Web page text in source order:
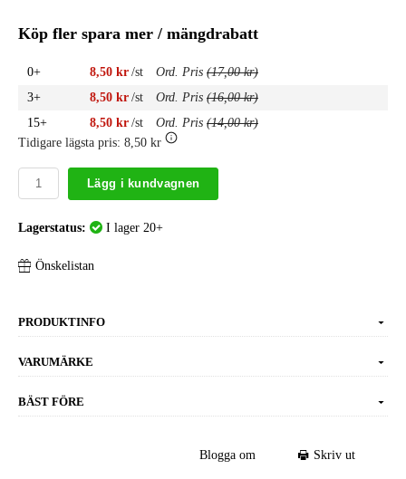
Köp fler spara mer / mängdrabatt
0+ 8,50 kr /st Ord. Pris (17,00 kr)
3+
8,50 kr /st Ord. Pris (16,00 kr)
15+
8,50 kr /st Ord. Pris (14,00 kr)
Tidigare lägsta pris: 8,50 kr
Lägg i kundvagnen
Lagerstatus: I lager 20+
Önskelistan
PRODUKTINFO
VARUMÄRKE
BÄST FÖRE
Blogga om Skriv ut